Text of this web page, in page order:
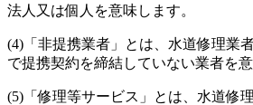
法人又は個人を意味します。
(4) 「非提携業者」とは、水道修理業
で提携契約を締結していない業者を意
(5) 「修理等サービス」とは、水道修